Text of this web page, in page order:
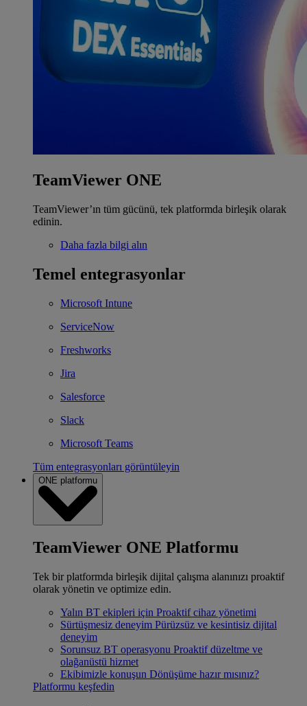
TeamViewer ONE
TeamViewer’ın tüm gücünü, tek platformda birleşik olarak
edinin.
Daha fazla bilgi alın
Temel entegrasyonlar
Microsoft Intune
ServiceNow
Freshworks
Jira
Salesforce
Slack
Microsoft Teams
Tüm entegrasyonları görüntüleyin
ONE platformu
TeamViewer ONE Platformu
Tek bir platformda birleşik dijital çalışma alanınızı proaktif
olarak yönetin ve optimize edin.
Yalın BT ekipleri için Proaktif cihaz yönetimi
Sürtüşmesiz deneyim Pürüzsüz ve kesintisiz dijital
deneyim
Sorunsuz BT operasyonu Proaktif düzeltme ve
olağanüstü hizmet
Ekibimizle konuşun Dönüşüme hazır mısınız?
Platformu keşfedin